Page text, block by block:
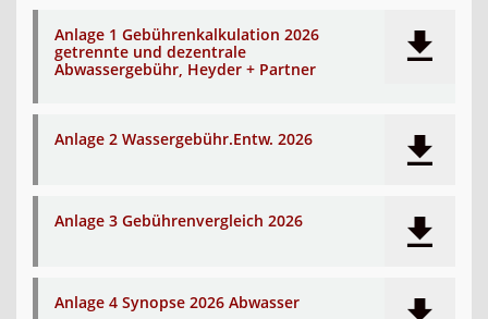
Anlage 1 Gebührenkalkulation 2026
getrennte und dezentrale
Abwassergebühr, Heyder + Partner
Anlage 2 Wassergebühr.Entw. 2026
Anlage 3 Gebührenvergleich 2026
Anlage 4 Synopse 2026 Abwasser